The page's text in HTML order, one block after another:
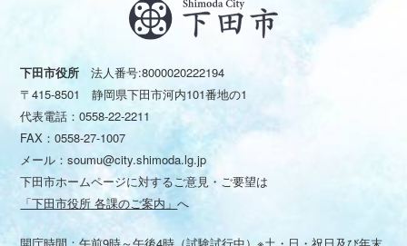
下田市役所 法人番号:8000020222194
〒415-8501 静岡県下田市河内101番地の1
代表電話：0558-22-2211
FAX：0558-27-1007
メール：soumu@city.shimoda.lg.jp
下田市ホームページに対するご意見・ご要望は
「下田市役所 各課のご案内」へ